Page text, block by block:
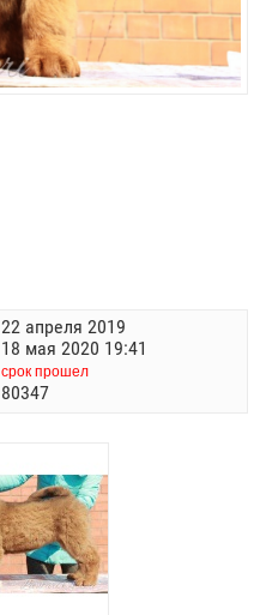
22 апреля 2019
18 мая 2020 19:41
срок прошел
80347